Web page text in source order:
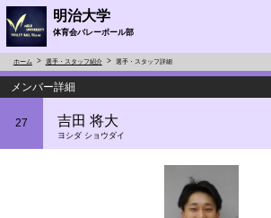
明治大学
体育会バレーボール部
ホーム 選手・スタッフ紹介 選手・スタッフ詳細
メンバー詳細
27 吉田 将大
ヨシダ ショウダイ